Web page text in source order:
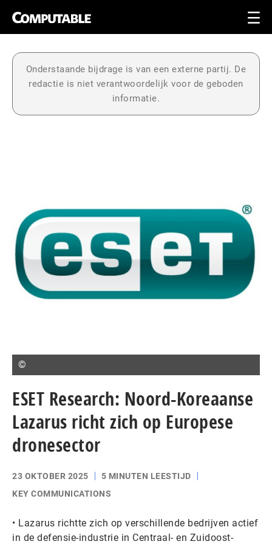
Onderstaande bijdrage is van een externe partij. De
redactie is niet verantwoordelijk voor de geboden
informatie.
©
ESET Research: Noord-Koreaanse
Lazarus richt zich op Europese
dronesector
23 OKTOBER 2025
5 MINUTEN LEESTIJD
KEY COMMUNICATIONS
• Lazarus richtte zich op verschillende bedrijven actief
in de defensie-industrie in Centraal- en Zuidoost-